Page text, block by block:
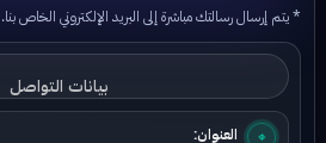
بيانات التواصل
العراق/ السليمانية/ رابرين/ ميلي مول/ مكتب 41/ ومكتب 44